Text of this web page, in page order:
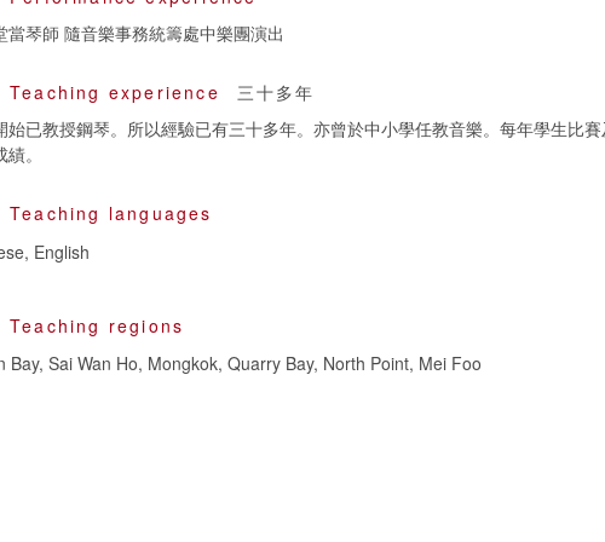
當琴師 隨音樂事務統籌處中樂團演出
Teaching experience
三十多年
始已教授鋼琴。所以經驗已有三十多年。亦曾於中小學任教音樂。每年學生比
。
Teaching languages
English
Teaching regions
Bay, Sai Wan Ho, Mongkok, Quarry Bay, North Point, Mei Foo